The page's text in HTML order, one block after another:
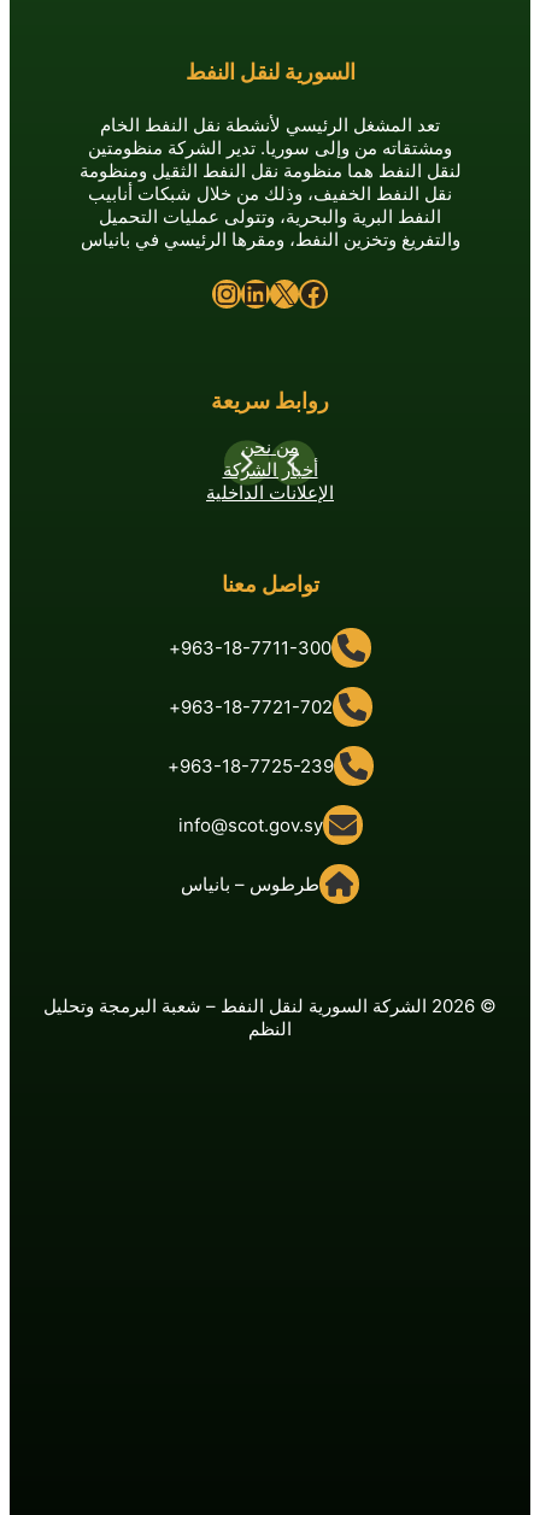
السورية لنقل النفط
المشغل الرئيسي لأنشطة نقل النفط الخام
من وإلى سوريا. تدير الشركة منظومتين
هما منظومة نقل النفط الثقيل ومنظومة
الخفيف، وذلك من خلال شبكات أنابيب
البرية والبحرية، وتتولى عمليات التحميل
وتخزين النفط، ومقرها الرئيسي في بانياس
الإعلانات الداخلية
963-18-7711-300+
963-18-7721-702+
963-18-7725-239+
info@scot.gov.sy
طرطوس – بانياس
الشركة السورية لنقل النفط – شعبة البرمجة وتحليل